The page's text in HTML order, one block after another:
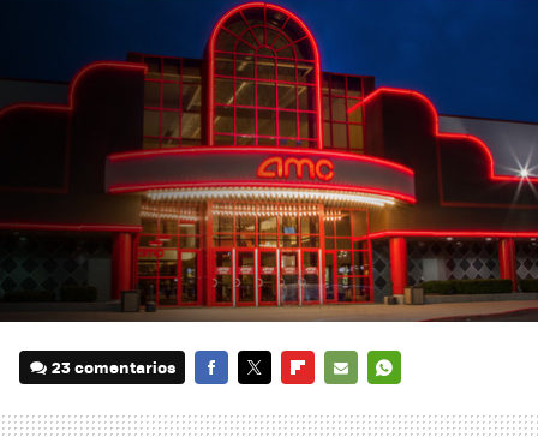
23 comentarios